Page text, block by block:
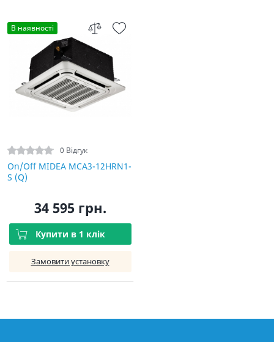
В наявності
0 Відгук
On/Off MIDEA MCA3-12HRN1-
S (Q)
34 595 грн.
Купити в 1 клік
Замовити установку